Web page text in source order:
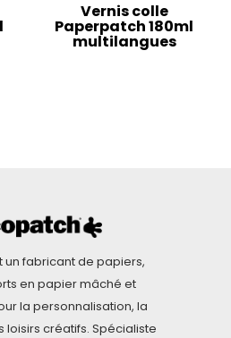
Vernis colle
Paperpatch 180ml
multilangues
un fabricant de papiers,
en papier mâché et
la personnalisation, la
loisirs créatifs. Spécialiste